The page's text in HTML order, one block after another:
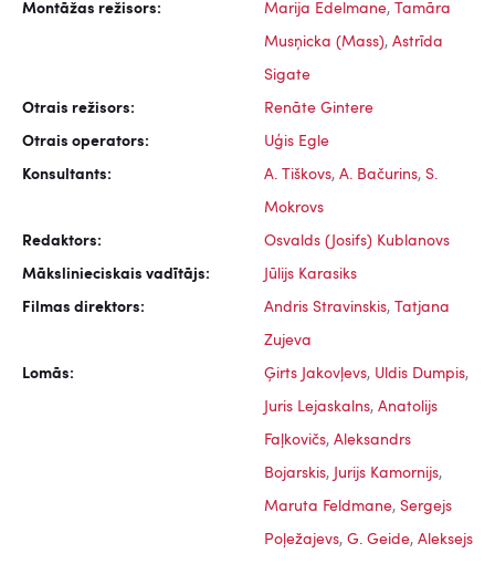
Montāžas režisors: Marija Edelmane, Tamāra
Musņicka (Mass), Astrīda
Sigate
Otrais režisors: Renāte Gintere
Otrais operators: Uģis Egle
Konsultants: A. Tiškovs, A. Bačurins, S.
Mokrovs
Redaktors: Osvalds (Josifs) Kublanovs
Mākslinieciskais vadītājs: Jūlijs Karasiks
Filmas direktors: Andris Stravinskis, Tatjana
Zujeva
Lomās: Ģirts Jakovļevs, Uldis Dumpis,
Juris Lejaskalns, Anatolijs
Faļkovičs, Aleksandrs
Bojarskis, Jurijs Kamornijs,
Maruta Feldmane, Sergejs
Poļežajevs, G. Geide, Aleksejs